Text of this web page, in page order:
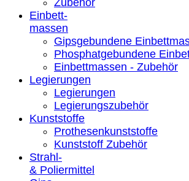
Einbett-
massen
Gipsgebundene
Phosphatgebundene
Einbettmassen - Zubehör
Legierungen
Legierungen
Legierungszubehör
Kunststoffe
Prothesenkunststoffe
Kunststoff Zubehör
Strahl-
& Poliermittel